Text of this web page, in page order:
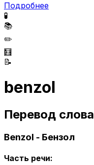
Подробнее
🧪
📚
✏️
🧮
📝
benzol
Перевод слова
Benzol - Бензол
Часть речи: